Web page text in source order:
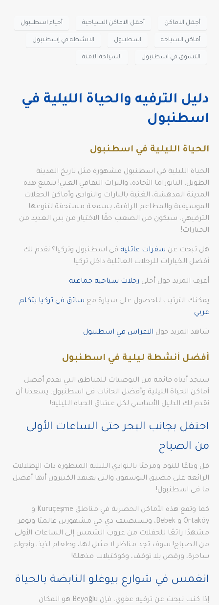
أجمل الاماكن أجمل الاماكن السياحية أحياء اسطنبول
أماكن السياحة اسطنبول الانشطة في إسطنبول
التسوق في اسطنبول السياحة الآمنة
دليل الترفيه والحياة الليلية في
اسطنبول
الحياة الليلية في اسطنبول
الحياة الليلية في اسطنبول مشهورة مثل تاريخ المدينة
الطويل، البانوراما الأخاذة، والتراث الثقافي الغني! تتمتع هذه
المدينة المدهشة، الغنية بالبارات والنوادي وأماكن الحفلات
الموسيقية والمطاعم الراقية، بسمعة مستحقة لتنوعها
الترفيهي. سيكون من الصعب حقًا الاختيار من بين العديد من
الخيارات!
هل تبحث عن سفرات عائلية في اسطنبول وتركيا؟ نقدم لك
أفضل الخيارات للرحلات العائلية داخل تركيا
أعرف المزيد حول أحلى رحلات سياحية جماعية
يمكنك الترتيب للحصول على سيارة مع سائق في تركيا يتكلم
عربي
شاهد المزيد حول الاعراس في اسطنبول
أفضل أنشطة ليلية في اسطنبول
ستجد أدناه قائمة من التوصيات للمناطق التي تقدم أفضل
أماكن الحياة الليلية وأفضل الحانات في اسطنبول. يسعدنا أن
نقدم لك الدليل الأساسي لكل عشاق الحياة الليلية!
احتفل بجانب البحر حتى الساعات الأولى
من الصباح
قل وداعًا للنوم ومرحبًا بالنوادي الليلية المتطورة ذات الإطلالات
الرائعة على مضيق البوسفور، والتي يعتقد الكثيرون أنها أفضل
ما في اسطنبول!
كما وتقع هذه الأماكن الحصرية في مناطق Kuruçeşme و
Ortaköy و Bebek، وتستضيف دي جي مشهورين عالميًا وتوفر
مشهدًا رائعًا للحفلات من غروب الشمس إلى الساعات الأولى
من الصباح! سوف تجد مناظر لا مثيل لها، وطعام لذيذ، وأجواء
ساحرة، ورقص بلا توقف، وكوكتيلات مذهلة!
انغمس في شوارع بيوغلو النابضة بالحياة
إذا كنت تبحث عن ترفيه عفوي، فإن Beyoğlu هو المكان